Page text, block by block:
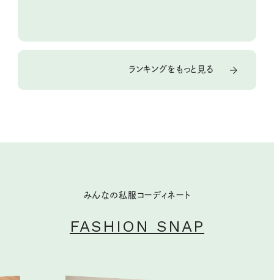
ランキングをもっと見る
みんなの私服コーディネート
FASHION SNAP